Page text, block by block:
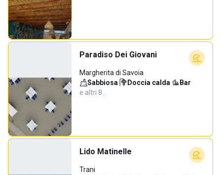
Paradiso Dei Giovani
Margherita di Savoia
Sabbiosa· Doccia calda· Bar·
e altri 8…
Lido Matinelle
Trani